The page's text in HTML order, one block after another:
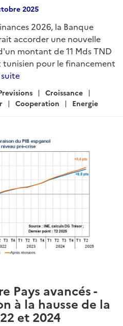
2025
2026, la Banque
accorder une nouvelle
montant de 11 Mds TND
tunisien pour le financement
suite
Croissance
Cooperation Energie
Pays avancés -
à la hausse de la
et 2024